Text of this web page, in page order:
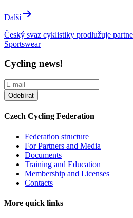
Další
Český svaz cyklistiky prodlužuje
Sportswear
Cycling news!
Czech Cycling Federation
Federation structure
For Partners and Media
Documents
Training and Education
Membership and Licenses
Contacts
More quick links